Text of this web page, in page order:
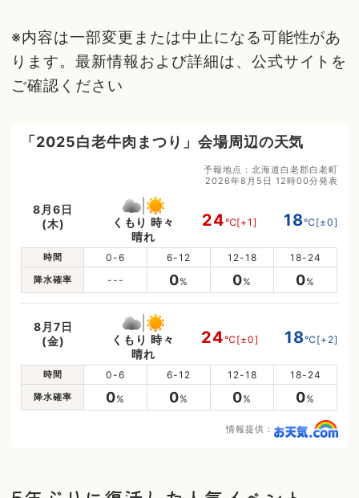
※内容は一部変更または中止になる可能性があ
ります。最新情報および詳細は、公式サイトを
ご確認ください
「2025白老牛肉まつり」会場周辺の天気
予報地点：北海道白老郡白老町
2026年8月5日 12時00分発表
8月6日
(木)
くもり 時々
晴れ
24℃[+1] 18℃[±0]
時間 0-6 6-12 12-18 18-24
降水確率 --- 0% 0% 0%
8月7日
(金)
くもり 時々
晴れ
24℃[±0] 18℃[+2]
時間 0-6 6-12 12-18 18-24
降水確率 0% 0% 0% 0%
情報提供：